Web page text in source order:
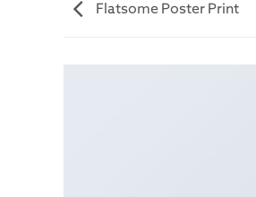
Flatsome Poster Print